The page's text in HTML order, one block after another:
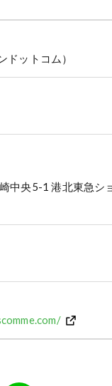
ドットコム）
中央5-1 港北東急シ